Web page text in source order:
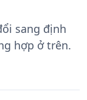
sang định
hợp ở trên.